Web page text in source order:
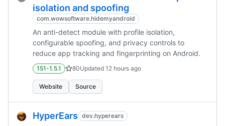
isolation and spoofing
com.wowsoftware.hidemyandroid
An anti-detect module with profile isolation,
configurable spoofing, and privacy controls to
reduce app tracking and fingerprinting on Android.
151-1.5.1 80Updated 12 hours ago
Website Source
HyperEars dev.hyperears